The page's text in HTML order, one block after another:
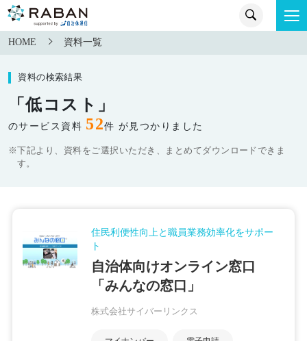
HOME 資料一覧
資料の検索結果
「低コスト」
のサービス資料 52件 が見つかりました
※下記より、資料をご選択いただき、まとめてダウンロードできま
す。
住民利便性向上と職員業務効率化をサポー
ト
自治体向けオンライン窓口
「みんなの窓口」
株式会社サイバーリンクス